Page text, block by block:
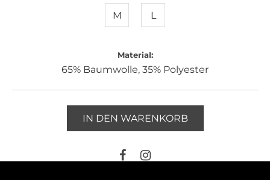
M L
Material:
65% Baumwolle, 35% Polyester
IN DEN WARENKORB